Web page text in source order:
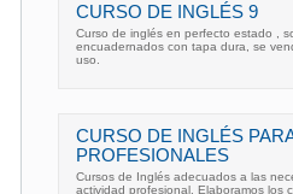
CURSO DE INGLÉS 9
Curso de inglés en perfecto estado ,
encuadernados con tapa dura, se
uso.
CURSO DE INGLÉS
PROFESIONALES
Cursos de Inglés adecuados a las
actividad profesional. Elaboramos los